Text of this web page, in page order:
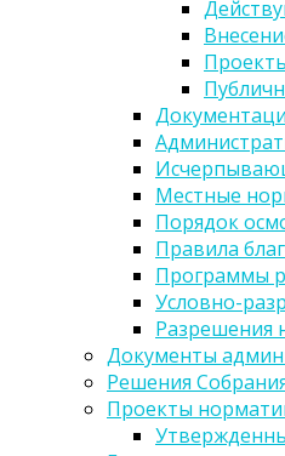
Местные
Порядок
Правила
Программы
Условно-
Разрешения
Документы
Решения
Проекты